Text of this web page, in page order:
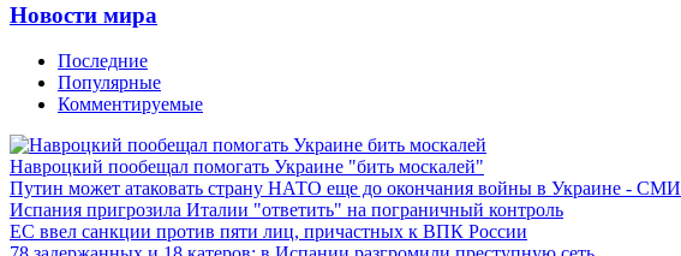
Новости мира
Последние
Популярные
Комментируемые
Навроцкий пообещал помогать Украине "бить москалей"
Путин может атаковать страну НАТО еще до окончания войны в Украине - СМИ
Испания пригрозила Италии "ответить" на пограничный контроль
ЕС ввел санкции против пяти лиц, причастных к ВПК России